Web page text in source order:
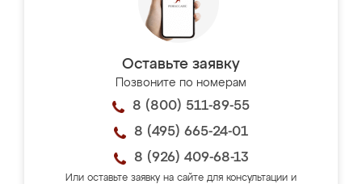
Оставьте заявку
Позвоните по номерам
8 (800) 511-89-55
8 (495) 665-24-01
8 (926) 409-68-13
Или оставьте заявку на сайте для консультации и